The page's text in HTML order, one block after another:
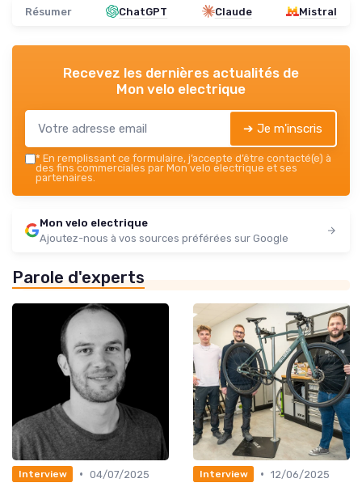
Résumer ChatGPT Claude Mistral
Recevez les dernières actualités de
Mon velo electrique
➔ Je m'inscris
* En remplissant ce formulaire, j’accepte d’être contacté(e) à
des fins commerciales par Mon velo electrique et ses
partenaires.
Mon velo electrique
Ajoutez-nous à vos sources préférées sur Google
Parole d'experts
Interview • 04/07/2025
Interview • 12/06/2025